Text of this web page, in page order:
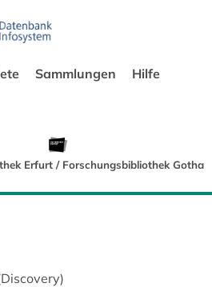
Sammlungen Hilfe
Erfurt / Forschungsbibliothek Gotha